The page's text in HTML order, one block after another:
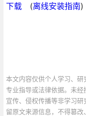
下载(离线安装指南)
本文内容仅供个人学习、研
专业指导或法律依据。未
宣传、侵权传播等非学习
留原文来源信息，不得篡